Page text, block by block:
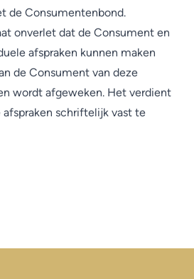
de Consumentenbond.
onverlet dat de Consument en
afspraken kunnen maken
de Consument van deze
wordt afgeweken. Het verdient
schriftelijk vast te